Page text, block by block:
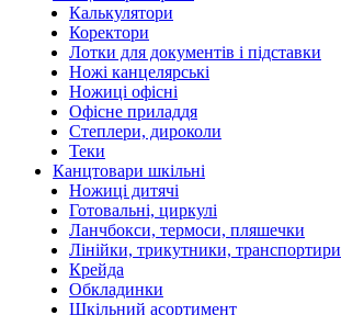
Калькулятори
Коректори
Лотки для документів і підставки
Ножі канцелярські
Ножиці офісні
Офісне приладдя
Степлери, дироколи
Теки
Канцтовари шкільні
Ножиці дитячі
Готовальні, циркулі
Ланчбокси, термоси, пляшечки
Лінійки, трикутники, транспортири
Крейда
Обкладинки
Шкільний асортимент